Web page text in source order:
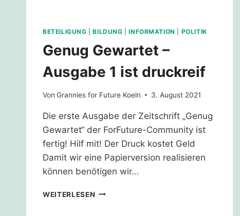
BETEILIGUNG |BILDUNG |INFORMATION POLITIK
Genug Gewartet –
Ausgabe 1 ist druckreif
Von Grannies for Future Koeln 3. August 2021
Die erste Ausgabe der Zeitschrift „Genug
Gewartet“ der ForFuture-Community ist
fertig! Hilf mit! Der Druck kostet Geld
Damit wir eine Papierversion realisieren
können benötigen wir…
WEITERLESEN GENUG